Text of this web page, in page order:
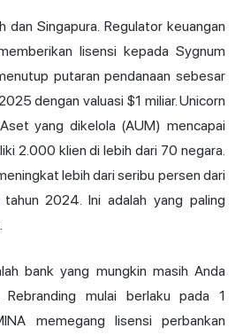
dan Singapura. Regulator keuangan
lisensi kepada Sygnum
putaran pendanaan sebesar
dengan valuasi $1 miliar. Unicorn
yang dikelola (AUM) mencapai
2.000 klien di lebih dari 70 negara.
lebih dari seribu persen dari
2024. Ini adalah yang paling
bank yang mungkin masih Anda
Rebranding mulai berlaku pada 1
memegang lisensi perbankan